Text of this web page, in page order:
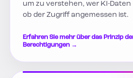
um zu verstehen, wer KI-
ob der Zugriff angemessen ist.
Erfahren Sie mehr über das Prinzip
Berechtigungen →